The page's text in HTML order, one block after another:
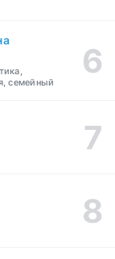
семейный